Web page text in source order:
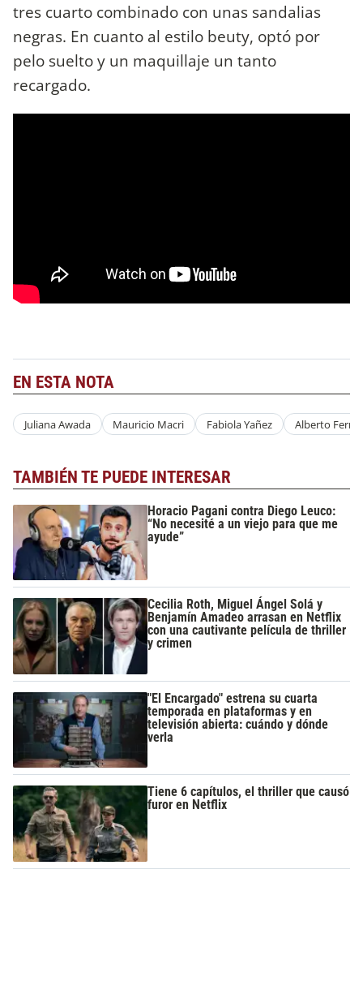
tres cuarto combinado con unas sandalias
negras. En cuanto al estilo beuty, optó por
pelo suelto y un maquillaje un tanto
recargado.
EN ESTA NOTA
Juliana Awada Mauricio Macri Fabiola Yañez Alberto
TAMBIÉN TE PUEDE INTERESAR
Horacio Pagani contra Diego Leuco:
“No necesité a un viejo para que me
ayude”
Cecilia Roth, Miguel Ángel Solá y
Benjamín Amadeo arrasan en Netflix
con una cautivante película de thriller
y crimen
"El Encargado" estrena su cuarta
temporada en plataformas y en
televisión abierta: cuándo y dónde
verla
Tiene 6 capítulos, el thriller que causó
furor en Netflix